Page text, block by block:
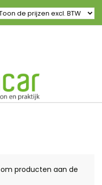
om producten aan de